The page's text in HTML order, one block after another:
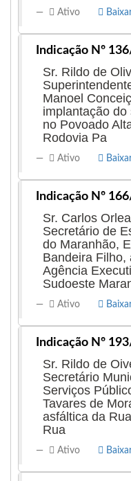
Ativo
Indicação Nº
Sr. Rildo de
Manoel
implantação
no Povoado
Rodovia Pa
Ativo
Indicação Nº
Sr. Carlos
Secretário de
do Maranhão,
Bandeira Filho,
Agência
Sudoeste
Ativo
Indicação Nº
Sr. Rildo de
Secretário
Serviços
Tavares de
asfáltica da
Rua
Ativo